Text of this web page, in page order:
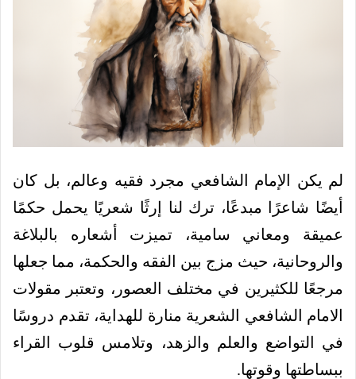
لم يكن الإمام الشافعي مجرد فقيه وعالم، بل كان
أيضًا شاعرًا مبدعًا، ترك لنا إرثًا شعريًا يحمل حكمًا
عميقة ومعاني سامية، تميزت أشعاره بالبلاغة
والروحانية، حيث مزج بين الفقه والحكمة، مما جعلها
مرجعًا للكثيرين في مختلف العصور، وتعتبر مقولات
الامام الشافعي الشعرية منارة للهداية، تقدم دروسًا
في التواضع والعلم والزهد، وتلامس قلوب القراء
ببساطتها وقوتها.